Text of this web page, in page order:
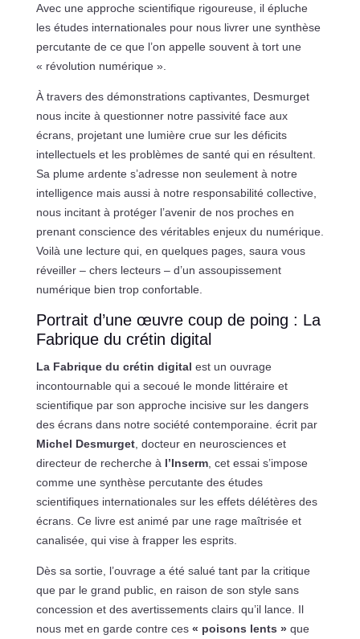
Avec une approche scientifique rigoureuse, il épluche
les études internationales pour nous livrer une synthèse
percutante de ce que l’on appelle souvent à tort une
« révolution numérique ».
À travers des démonstrations captivantes, Desmurget
nous incite à questionner notre passivité face aux
écrans, projetant une lumière crue sur les déficits
intellectuels et les problèmes de santé qui en résultent.
Sa plume ardente s’adresse non seulement à notre
intelligence mais aussi à notre responsabilité collective,
nous incitant à protéger l’avenir de nos proches en
prenant conscience des véritables enjeux du numérique.
Voilà une lecture qui, en quelques pages, saura vous
réveiller – chers lecteurs – d’un assoupissement
numérique bien trop confortable.
Portrait d’une œuvre coup de poing : La
Fabrique du crétin digital
La Fabrique du crétin digital est un ouvrage
incontournable qui a secoué le monde littéraire et
scientifique par son approche incisive sur les dangers
des écrans dans notre société contemporaine. écrit par
Michel Desmurget, docteur en neurosciences et
directeur de recherche à l’Inserm, cet essai s’impose
comme une synthèse percutante des études
scientifiques internationales sur les effets délétères des
écrans. Ce livre est animé par une rage maîtrisée et
canalisée, qui vise à frapper les esprits.
Dès sa sortie, l’ouvrage a été salué tant par la critique
que par le grand public, en raison de son style sans
concession et des avertissements clairs qu’il lance. Il
nous met en garde contre ces « poisons lents »que